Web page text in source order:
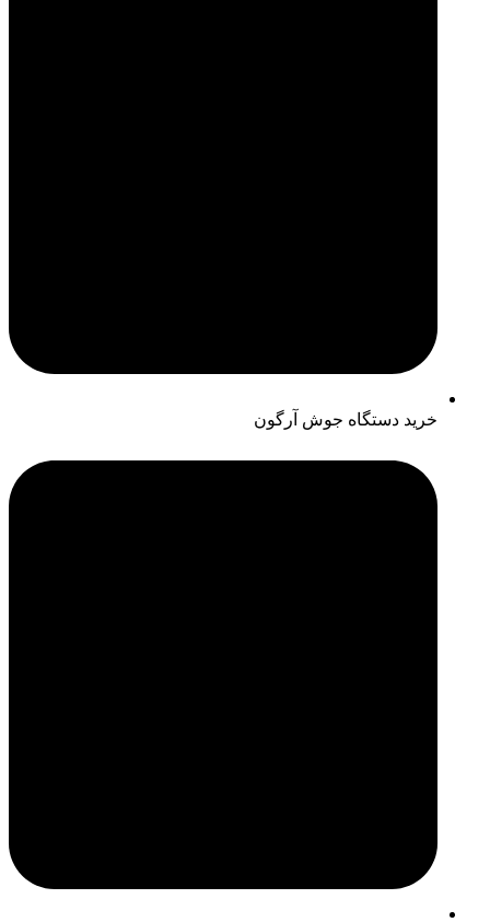
خرید دستگاه جوش آرگون